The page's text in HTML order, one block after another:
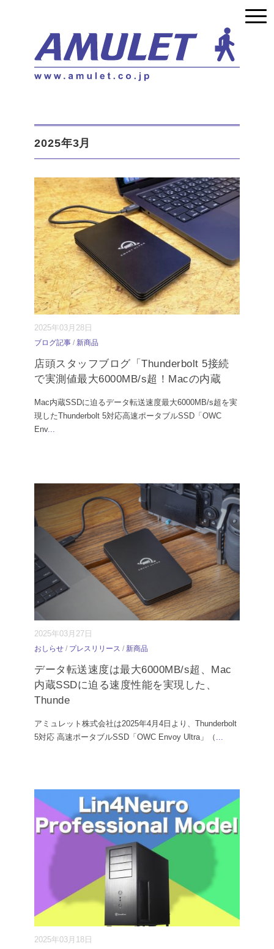
2025年3月
2025年03月28日
ブログ記事 / 新商品
店頭スタッフブログ「Thunderbolt 5接続
で実測値最大6000MB/s超！Macの内蔵
Mac内蔵SSDに迫るデータ転送速度最大6000MB/s超を実
現したThunderbolt 5対応高速ポータブルSSD「OWC
Env...
2025年03月27日
おしらせ / プレスリリース / 新商品
データ転送速度は最大6000MB/s超、Mac
内蔵SSDに迫る速度性能を実現した、
Thunde
アミュレット株式会社は2025年4月4日より、Thunderbolt
5対応 高速ポータブルSSD「OWC Envoy Ultra」（ ...
2025年03月18日